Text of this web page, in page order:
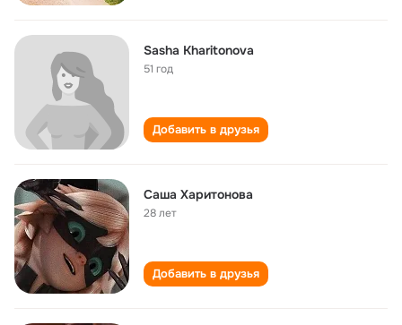
Sasha Kharitonova
51 год
Добавить в друзья
Саша Харитонова
28 лет
Добавить в друзья